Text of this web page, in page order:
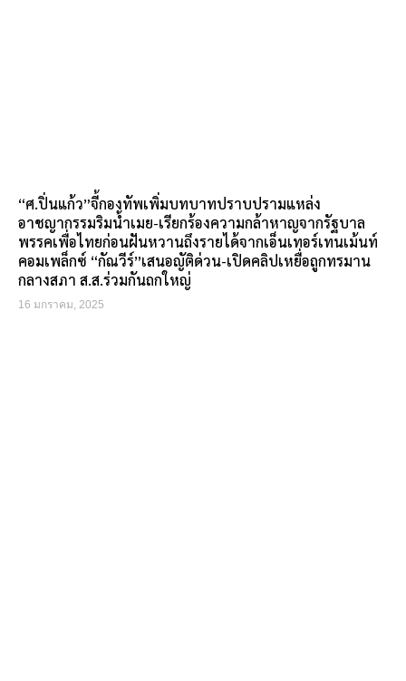
“ศ.ปิ่นแก้ว”จี้กองทัพเพิ่มบทบาทปราบปรามแหล่ง
อาชญากรรมริมน้ำเมย-เรียกร้องความกล้าหาญจากรัฐบาล
พรรคเพื่อไทยก่อนฝันหวานถึงรายได้จากเอ็นเทอร์เทนเม้นท์
คอมเพล็กซ์ “กัณวีร์”เสนอญัติด่วน-เปิดคลิปเหยื่อถูกทรมาน
กลางสภา ส.ส.ร่วมกันถกใหญ่
16 มกราคม, 2025